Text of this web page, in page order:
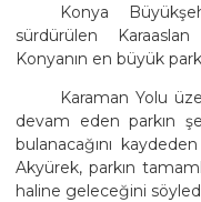
Konya
sürdürülen
Konyanın en büyük
Karaman Yolu
devam eden parkın
bulanacağını
Akyürek, parkın
haline geleceğini